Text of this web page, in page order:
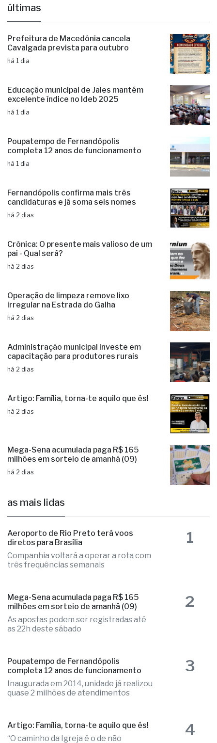
últimas
Prefeitura de Macedônia cancela
Cavalgada prevista para outubro
há 1 dia
Educação municipal de Jales mantém
excelente índice no Ideb 2025
há 1 dia
Poupatempo de Fernandópolis
completa 12 anos de funcionamento
há 1 dia
Fernandópolis confirma mais três
candidaturas e já soma seis nomes
há 2 dias
Crônica: O presente mais valioso de um
pai - Qual será?
há 2 dias
Operação de limpeza remove lixo
irregular na Estrada do Galha
há 2 dias
Administração municipal investe em
capacitação para produtores rurais
há 2 dias
Artigo: Família, torna-te aquilo que és!
há 2 dias
Mega-Sena acumulada paga R$ 165
milhões em sorteio de amanhã (09)
há 2 dias
as mais lidas
Aeroporto de Rio Preto terá voos
diretos para Brasília
Companhia voltará a operar a rota com
três frequências semanais
1
Mega-Sena acumulada paga R$ 165
milhões em sorteio de amanhã (09)
As apostas podem ser registradas até
as 22h deste sábado
2
Poupatempo de Fernandópolis
completa 12 anos de funcionamento
Inaugurada em 2014, unidade já realizou
quase 2 milhões de atendimentos
3
Artigo: Família, torna-te aquilo que és!
“O caminho da Igreja é o de não
4